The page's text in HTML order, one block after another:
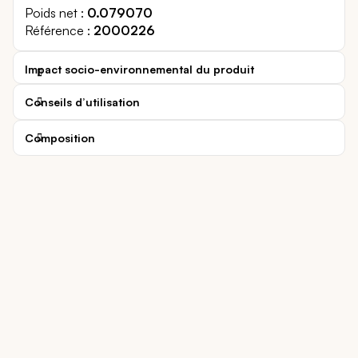
Poids net
0.079070
Référence
2000226
Impact socio-environnemental du produit
Conseils d’utilisation
Composition